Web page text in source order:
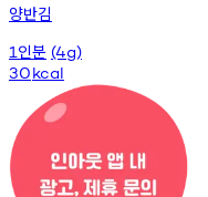
양반김
1 인분 (4g)
30kcal